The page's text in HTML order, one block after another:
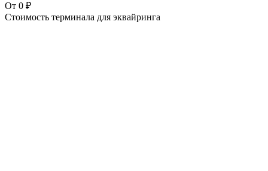
От 0 ₽
Стоимость терминала для эквайринга